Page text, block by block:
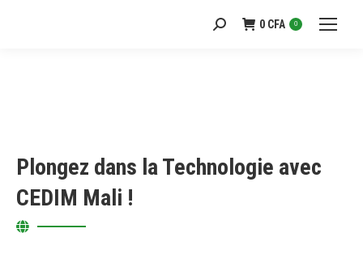
Recherche
0 CFA 0
Plongez dans la Technologie avec
CEDIM Mali !